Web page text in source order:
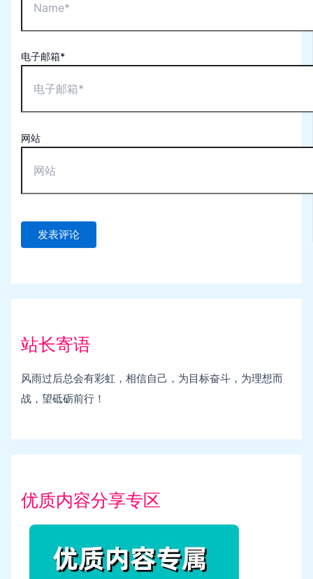
电子邮箱*
网站
站长寄语
风雨过后总会有彩虹，相信自己，为目标奋斗，为理想而
战，望砥砺前行！
优质内容分享专区